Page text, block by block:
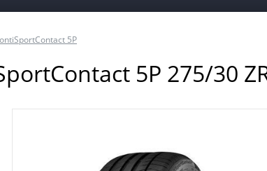
5P
5P 275/30